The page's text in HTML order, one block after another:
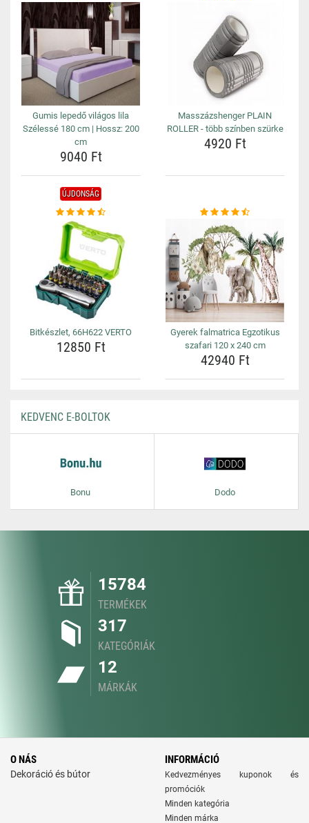
Gumis lepedő világos lila
Szélessé 180 cm | Hossz: 200
cm
9040 Ft
Masszázshenger PLAIN
ROLLER - több színben szürke
4920 Ft
ÚJDONSÁG
Bitkészlet, 66H622 VERTO
12850 Ft
Gyerek falmatrica Egzotikus
szafari 120 x 240 cm
42940 Ft
KEDVENC E-BOLTOK
Bonu Dodo
15784
TERMÉKEK
317
KATEGÓRIÁK
12
MÁRKÁK
O NÁS
Dekoráció és bútor
INFORMÁCIÓ
Kedvezményes kuponok és
promóciók
Minden kategória
Minden márka